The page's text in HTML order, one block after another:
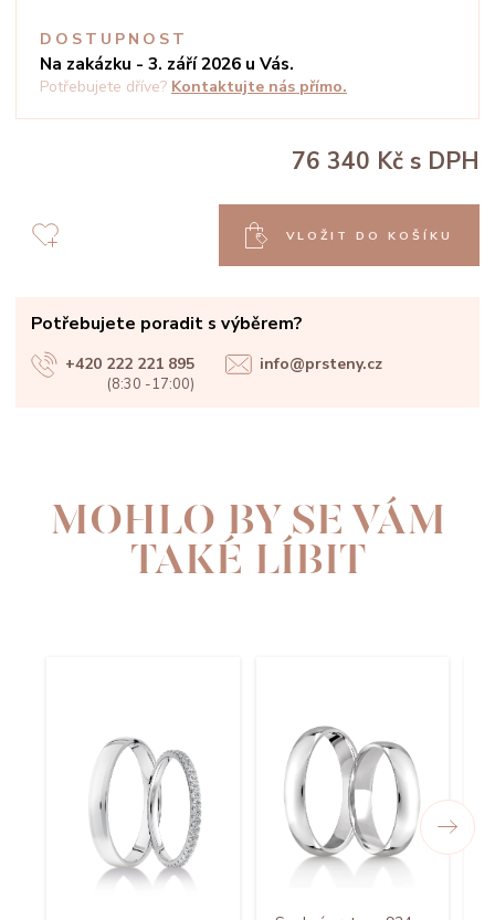
DOSTUPNOST
Na zakázku - 3. září 2026 u Vás.
Potřebujete dříve? Kontaktujte nás přímo.
76 340 Kč s DPH
VLOŽIT DO KOŠÍKU
Potřebujete poradit s výběrem?
+420 222 221 895
(8:30 -17:00)
info@prsteny.cz
MOHLO BY SE VÁM
TAKÉ LÍBIT